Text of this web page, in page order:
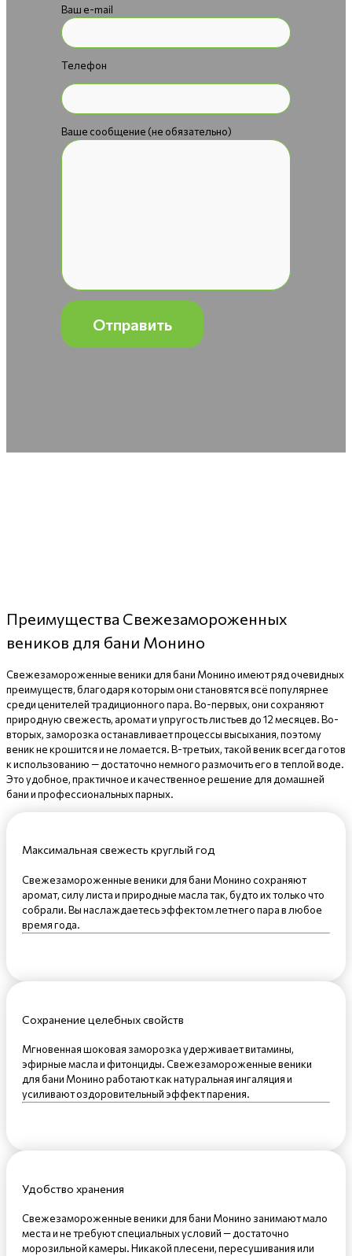
Ваш e-mail
Телефон
Ваше сообщение (не обязательно)
Преимущества Свежезамороженных
веников для бани Монино
Свежезамороженные веники для бани Монино имеют ряд очевидных
преимуществ, благодаря которым они становятся всё популярнее
среди ценителей традиционного пара. Во-первых, они сохраняют
природную свежесть, аромат и упругость листьев до 12 месяцев. Во-
вторых, заморозка останавливает процессы высыхания, поэтому
веник не крошится и не ломается. В-третьих, такой веник всегда готов
к использованию — достаточно немного размочить его в теплой воде.
Это удобное, практичное и качественное решение для домашней
бани и профессиональных парных.
Максимальная свежесть круглый год
Свежезамороженные веники для бани Монино сохраняют
аромат, силу листа и природные масла так, будто их только что
собрали. Вы наслаждаетесь эффектом летнего пара в любое
время года.
Сохранение целебных свойств
Мгновенная шоковая заморозка удерживает витамины,
эфирные масла и фитонциды. Свежезамороженные веники
для бани Монино работают как натуральная ингаляция и
усиливают оздоровительный эффект парения.
Удобство хранения
Свежезамороженные веники для бани Монино занимают мало
места и не требуют специальных условий — достаточно
морозильной камеры. Никакой плесени, пересушивания или